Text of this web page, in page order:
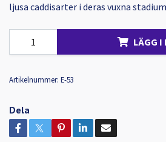
ljusa caddisarter i deras vuxna
LÄGG I
Artikelnummer: E-53
Dela